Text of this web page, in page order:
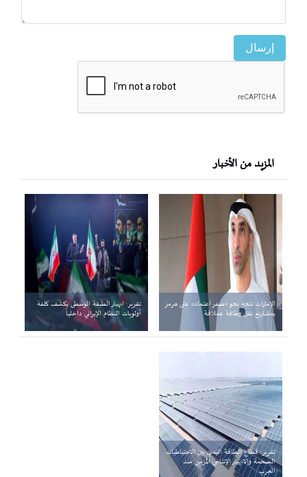
إرسال
المزيد من الأخبار
الإمارات تتجه نحو «صفر اعتماد» على هرمز
بمشاريع نقل وطاقة عملاقة
تقرير: انهيار الطبقة الوسطى يكشف كلفة
أولويات النظام الإيراني داخلياً
تقرير: قطاع الطاقة اليمني بين الاحتياطيات
الضخمة والانهيار الإنتاجي المزمن منذ
الحرب